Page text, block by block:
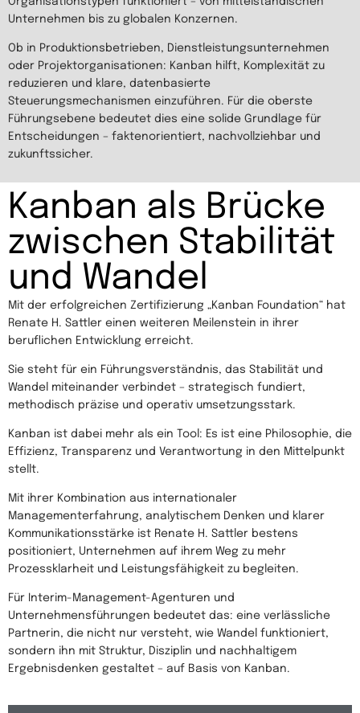
Unternehmen bis zu globalen Konzernen.
Ob in Produktionsbetrieben, Dienstleistungsunternehmen
oder Projektorganisationen: Kanban hilft, Komplexität zu
reduzieren und klare, datenbasierte
Steuerungsmechanismen einzuführen. Für die oberste
Führungsebene bedeutet dies eine solide Grundlage für
Entscheidungen – faktenorientiert, nachvollziehbar und
zukunftssicher.
Kanban als Brücke
zwischen Stabilität
und Wandel
Mit der erfolgreichen Zertifizierung „Kanban Foundation“ hat
Renate H. Sattler einen weiteren Meilenstein in ihrer
beruflichen Entwicklung erreicht.
Sie steht für ein Führungsverständnis, das Stabilität und
Wandel miteinander verbindet – strategisch fundiert,
methodisch präzise und operativ umsetzungsstark.
Kanban ist dabei mehr als ein Tool: Es ist eine Philosophie, die
Effizienz, Transparenz und Verantwortung in den Mittelpunkt
stellt.
Mit ihrer Kombination aus internationaler
Managementerfahrung, analytischem Denken und klarer
Kommunikationsstärke ist Renate H. Sattler bestens
positioniert, Unternehmen auf ihrem Weg zu mehr
Prozessklarheit und Leistungsfähigkeit zu begleiten.
Für Interim-Management-Agenturen und
Unternehmensführungen bedeutet das: eine verlässliche
Partnerin, die nicht nur versteht, wie Wandel funktioniert,
sondern ihn mit Struktur, Disziplin und nachhaltigem
Ergebnisdenken gestaltet – auf Basis von Kanban.